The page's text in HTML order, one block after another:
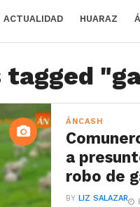
ACTUALIDAD HUARAZ
ÁNCASH
a
robo de
BYLIZ SALAZAR